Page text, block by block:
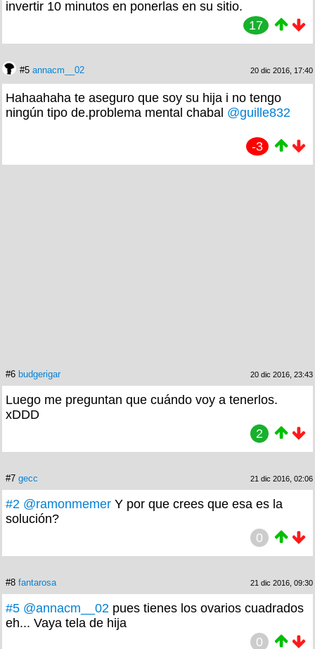
invertir 10 minutos en ponerlas en su sitio.
17
#5 annacm__02 20 dic 2016, 17:40
Hahaahaha te aseguro que soy su hija i no tengo
ningún tipo de.problema mental chabal @guille832
-3
#6 budgerigar 20 dic 2016, 23:43
Luego me preguntan que cuándo voy a tenerlos.
xDDD
2
#7 gecc 21 dic 2016, 02:06
#2 @ramonmemer Y por que crees que esa es la
solución?
0
#8 fantarosa 21 dic 2016, 09:30
#5 @annacm__02 pues tienes los ovarios cuadrados
eh... Vaya tela de hija
0